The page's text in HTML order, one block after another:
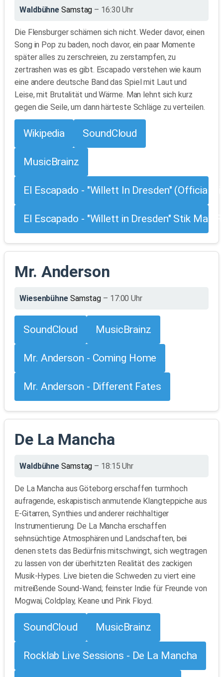
Waldbühne Samstag – 16:30 Uhr
Die Flensburger schämen sich nicht. Weder davor, einen
Song in Pop zu baden, noch davor, ein paar Momente
später alles zu zerschreien, zu zerstampfen, zu
zertrashen was es gibt. Escapado verstehen wie kaum
eine andere deutsche Band das Spiel mit Laut und
Leise, mit Brutalität und Wärme. Man lehnt sich kurz
gegen die Seile, um dann härteste Schläge zu verteilen.
Wikipedia SoundCloud
MusicBrainz
El Escapado - "Willett In Dresden" (Official
El Escapado - "Willett in Dresden" Stik Man
Mr. Anderson
Wiesenbühne Samstag – 17:00 Uhr
SoundCloud MusicBrainz
Mr. Anderson - Coming Home
Mr. Anderson - Different Fates
De La Mancha
Waldbühne Samstag – 18:15 Uhr
De La Mancha aus Göteborg erschaffen turmhoch
aufragende, eskapistisch anmutende Klangteppiche aus
E-Gitarren, Synthies und anderer reichhaltiger
Instrumentierung. De La Mancha erschaffen
sehnsüchtige Atmosphären und Landschaften, bei
denen stets das Bedürfnis mitschwingt, sich wegtragen
zu lassen von der überhitzten Realität des zackigen
Musik-Hypes. Live bieten die Schweden zu viert eine
mitreißende Sound-Wand; feinster Indie für Freunde von
Mogwai, Coldplay, Keane und Pink Floyd.
SoundCloud MusicBrainz
Rocklab Live Sessions - De La Mancha